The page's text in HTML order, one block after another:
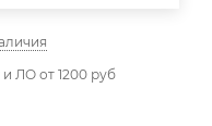
ЛО от 1200 руб